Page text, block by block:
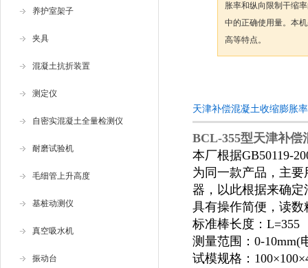
养护室架子
夹具
混凝土抗折装置
测定仪
自密实混凝土全量检测仪
耐磨试验机
毛细管上升高度
基桩动测仪
真空吸水机
振动台
胀率和纵向限制干缩
中的正确使用量。本
高等特点。
天津补偿混凝土收缩膨胀
BCL-355型天津补偿
本厂根据GB50119-
为同一款产品， 主要
器，以此根据来确
具有操作简便，读
标准棒长度：
测量范围：0-10mm(
试模规格：